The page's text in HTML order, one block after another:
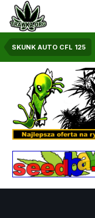
SKUNK AUTO CFL 125